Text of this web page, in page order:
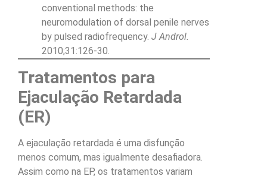
conventional methods: the
neuromodulation of dorsal penile nerves
by pulsed radiofrequency. J Androl.
2010;31:126-30.
Tratamentos para
Ejaculação Retardada
(ER)
A ejaculação retardada é uma disfunção
menos comum, mas igualmente desafiadora.
Assim como na EP, os tratamentos variam